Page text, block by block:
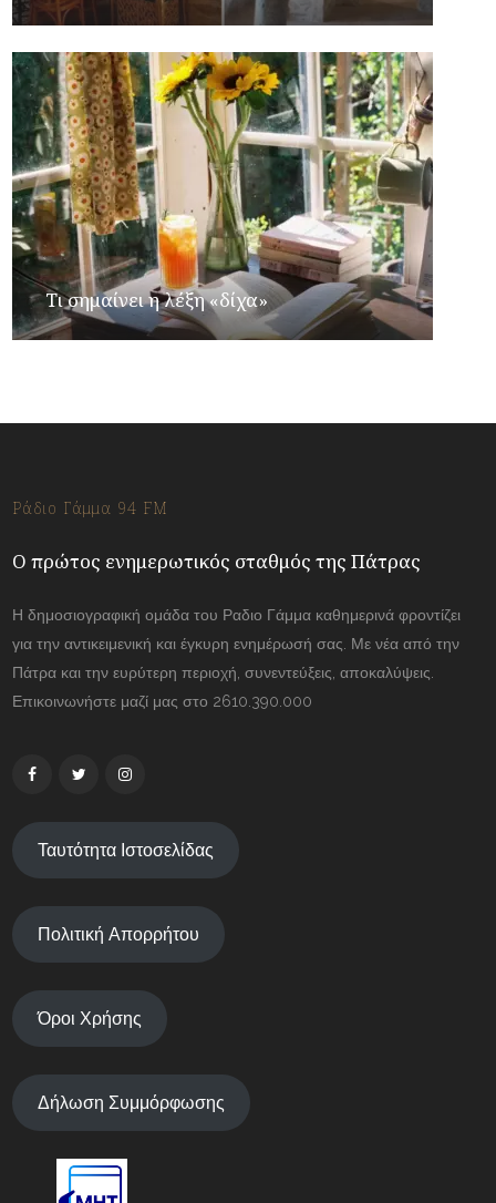
Τι σημαίνει η λέξη «δίχα»
Ράδιο Γάμμα 94 FM
Ο πρώτος ενημερωτικός σταθμός της Πάτρας
Η δημοσιογραφική ομάδα του Ραδιο Γάμμα καθημερινά φροντίζει
για την αντικειμενική και έγκυρη ενημέρωσή σας. Με νέα από την
Πάτρα και την ευρύτερη περιοχή, συνεντεύξεις, αποκαλύψεις.
Επικοινωνήστε μαζί μας στο 2610.390.000
Ταυτότητα Ιστοσελίδας
Πολιτική Απορρήτου
Όροι Χρήσης
Δήλωση Συμμόρφωσης